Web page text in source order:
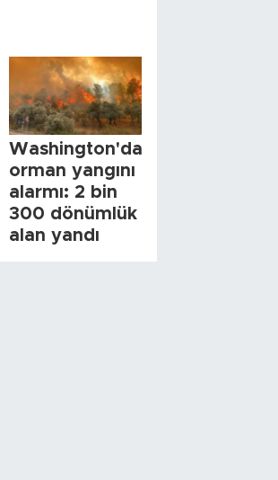
Washington'da
orman yangını
alarmı: 2 bin
300 dönümlük
alan yandı